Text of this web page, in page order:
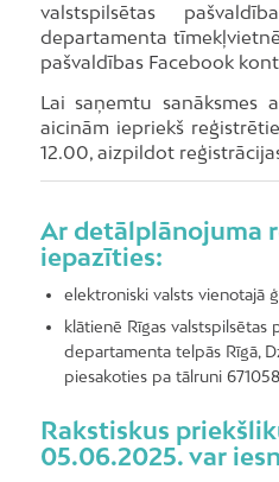
valstspilsētas
departamenta tīmekļvietnē
pašvaldības Facebook
Lai saņemtu sanāksmes
aicinām iepriekš
12.00, aizpildot
Ar detālplānojuma
iepazīties:
elektroniski valsts vienotajā
klātienē Rīgas valstspilsētas
departamenta telpās Rīgā,
piesakoties pa tālruni
Rakstiskus
05.06.2025. var